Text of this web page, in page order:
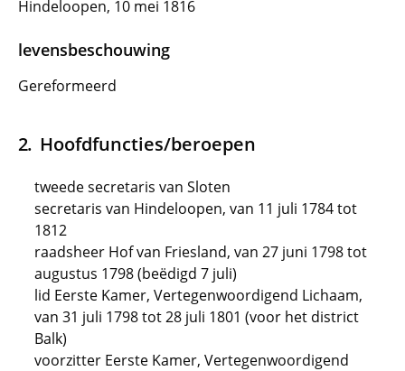
Hindeloopen, 10 mei 1816
levensbeschouwing
Gereformeerd
Hoofdfuncties/beroepen
tweede secretaris van Sloten
secretaris van Hindeloopen, van 11 juli 1784 tot
1812
raadsheer Hof van Friesland, van 27 juni 1798 tot
augustus 1798 (beëdigd 7 juli)
lid Eerste Kamer, Vertegenwoordigend Lichaam,
van 31 juli 1798 tot 28 juli 1801 (voor het district
Balk)
voorzitter Eerste Kamer, Vertegenwoordigend